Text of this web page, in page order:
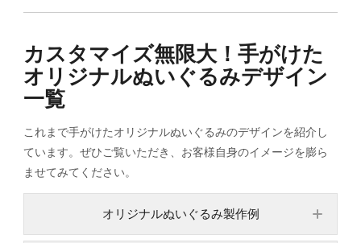
カスタマイズ無限大！手がけた
オリジナルぬいぐるみデザイン
一覧
これまで手がけたオリジナルぬいぐるみのデザインを紹介し
ています。ぜひご覧いただき、お客様自身のイメージを膨ら
ませてみてください。
オリジナルぬいぐるみ製作例